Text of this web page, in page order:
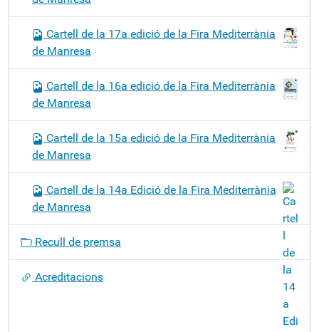
Cartell de la 17a edició de la Fira Mediterrània
de Manresa
Cartell de la 16a edició de la Fira Mediterrània
de Manresa
Cartell de la 15a edició de la Fira Mediterrània
de Manresa
Cartell de la 14a Edició de la Fira Mediterrània
de Manresa
Recull de premsa
Acreditacions